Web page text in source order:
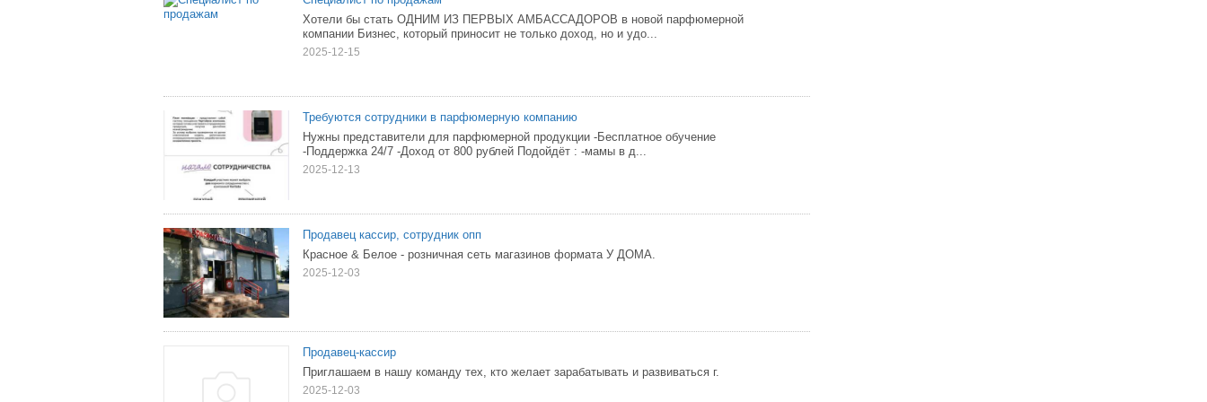
Хотели бы стать ОДНИМ ИЗ ПЕРВЫХ АМБАССАДОРОВ в новой парфюмерной
компании Бизнес, который приносит не только доход, но и удо...
2025-12-15
Требуются сотрудники в парфюмерную компанию
Нужны представители для парфюмерной продукции -Бесплатное обучение
-Поддержка 24/7 -Доход от 800 рублей Подойдёт : -мамы в д...
2025-12-13
Продавец кассир, сотрудник опп
Красное & Белое - розничная сеть магазинов формата У ДОМА.
2025-12-03
Продавец-кассир
Приглашаем в нашу команду тех, кто желает зарабатывать и развиваться г.
2025-12-03